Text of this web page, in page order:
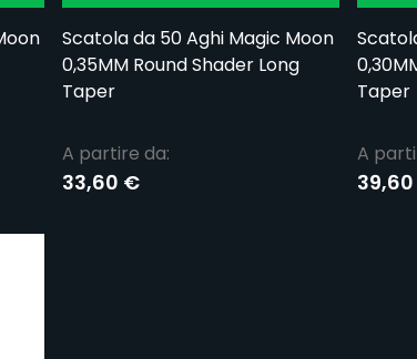
Scatola da 50 Aghi Magic Moon
0,35MM Round Shader Long
Taper
A partire da:
33,60 €
Taper
A